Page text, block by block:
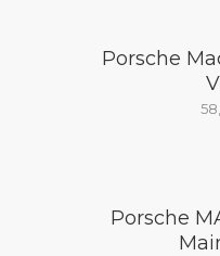
Porsche
Porsche